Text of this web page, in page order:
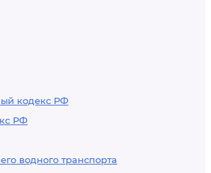
кодекс РФ
РФ
водного транспорта